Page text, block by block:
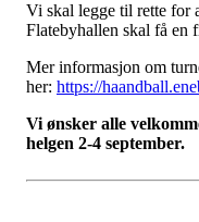
Vi skal legge til rette for
Flatebyhallen skal få en
Mer informasjon om
her: https://
Vi ønsker alle
helgen 2-4 september.